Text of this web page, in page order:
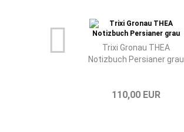
Trixi Gronau THEA
Notizbuch Persianer grau
110,00 EUR